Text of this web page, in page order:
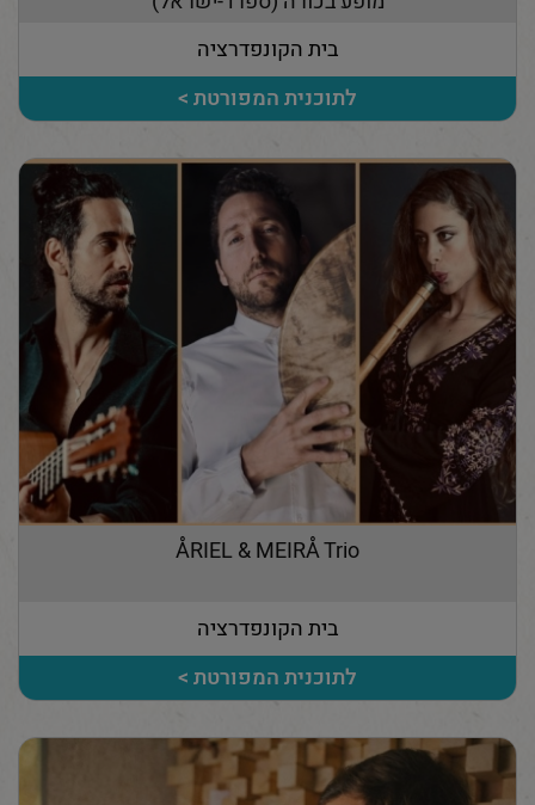
בית הקונפדרציה
לתוכנית המפורטת >
ÅRIEL & MEIRÅ Trio
בית הקונפדרציה
לתוכנית המפורטת >